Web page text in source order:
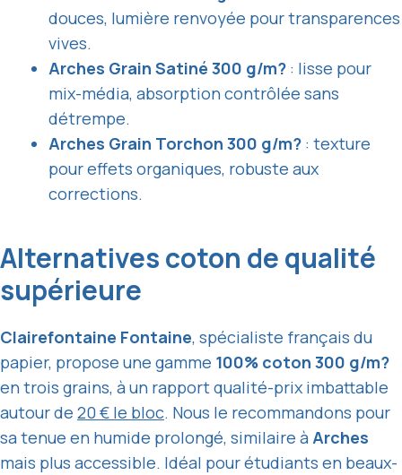
douces, lumière renvoyée pour transparences
vives.
Arches Grain Satiné 300 g/m? : lisse pour
mix-média, absorption contrôlée sans
détrempe.
Arches Grain Torchon 300 g/m? : texture
pour effets organiques, robuste aux
corrections.
Alternatives coton de qualité
supérieure
Clairefontaine Fontaine, spécialiste français du
papier, propose une gamme 100% coton 300 g/m?
en trois grains, à un rapport qualité-prix imbattable
autour de 20 € le bloc. Nous le recommandons pour
sa tenue en humide prolongé, similaire àArches
mais plus accessible. Idéal pour étudiants en beaux-